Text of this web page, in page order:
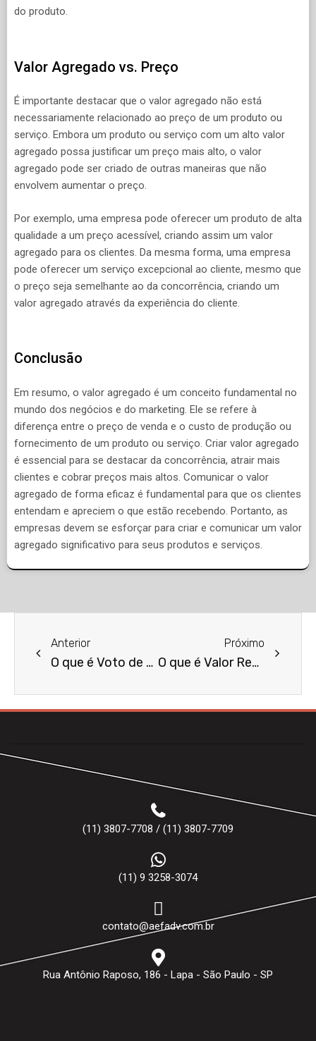
do produto.
Valor Agregado vs. Preço
É importante destacar que o valor agregado não está
necessariamente relacionado ao preço de um produto ou
serviço. Embora um produto ou serviço com um alto valor
agregado possa justificar um preço mais alto, o valor
agregado pode ser criado de outras maneiras que não
envolvem aumentar o preço.
Por exemplo, uma empresa pode oferecer um produto de alta
qualidade a um preço acessível, criando assim um valor
agregado para os clientes. Da mesma forma, uma empresa
pode oferecer um serviço excepcional ao cliente, mesmo que
o preço seja semelhante ao da concorrência, criando um
valor agregado através da experiência do cliente.
Conclusão
Em resumo, o valor agregado é um conceito fundamental no
mundo dos negócios e do marketing. Ele se refere à
diferença entre o preço de venda e o custo de produção ou
fornecimento de um produto ou serviço. Criar valor agregado
é essencial para se destacar da concorrência, atrair mais
clientes e cobrar preços mais altos. Comunicar o valor
agregado de forma eficaz é fundamental para que os clientes
entendam e apreciem o que estão recebendo. Portanto, as
empresas devem se esforçar para criar e comunicar um valor
agregado significativo para seus produtos e serviços.
Anterior
O que é Voto de Minerva?
Próximo
O que é Valor Residual?
(11) 3807-7708 / (11) 3807-7709
(11) 9 3258-3074
contato@aefadv.com.br
Rua Antônio Raposo, 186 - Lapa - São Paulo - SP